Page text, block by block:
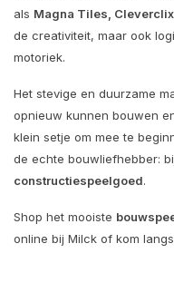
als Magna Tiles,
de creativiteit, maar ook
motoriek.
Het stevige en duurzame
opnieuw kunnen bouwen
klein setje om mee te
de echte bouwliefhebber:
constructiespeelgoed.
Shop het mooiste
online bij Milck of kom